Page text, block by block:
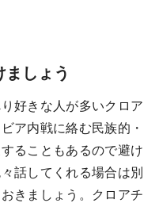
しょう
好きな人が多いクロア
ア内戦に絡む民族的・
ることもあるので避け
話してくれる場合は別
きましょう。クロアチ